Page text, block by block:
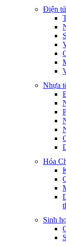
Điện tử
Nhựa
Hóa
Sinh